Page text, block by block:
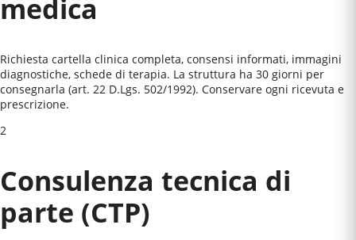
medica
Richiesta cartella clinica completa, consensi informati, immagini
diagnostiche, schede di terapia. La struttura ha 30 giorni per
consegnarla (art. 22 D.Lgs. 502/1992). Conservare ogni ricevuta e
prescrizione.
2
Consulenza tecnica di
parte (CTP)